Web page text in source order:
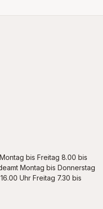
bis Freitag 8.00 bis
Montag bis Donnerstag
Uhr Freitag 7.30 bis